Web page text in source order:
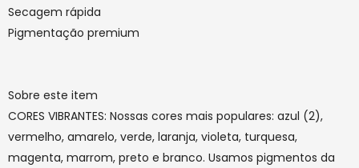
Secagem rápida
Pigmentação premium
Sobre este item
CORES VIBRANTES: Nossas cores mais populares: azul (2),
vermelho, amarelo, verde, laranja, violeta, turquesa,
magenta, marrom, preto e branco. Usamos pigmentos da